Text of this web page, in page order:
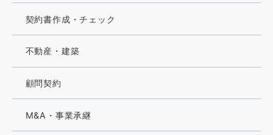
契約書作成・チェック
不動産・建築
顧問契約
M&A・事業承継